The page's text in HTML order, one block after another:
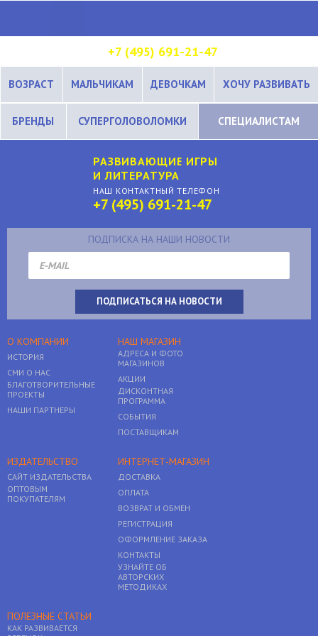
+7 (495) 691-21-47
ВОЗРАСТ МАЛЬЧИКАМ ДЕВОЧКАМ ХОЧУ РАЗВИВАТЬ
БРЕНДЫ СУПЕРГОЛОВОЛОМКИ СПЕЦИАЛИСТАМ
РАЗВИВАЮЩИЕ ИГРЫ
И ЛИТЕРАТУРА
НАШ КОНТАКТНЫЙ ТЕЛЕФОН
+7 (495) 691-21-47
ПОДПИСКА НА НАШИ НОВОСТИ
О КОМПАНИИ
ИСТОРИЯ
СМИ О НАС
БЛАГОТВОРИТЕЛЬНЫЕ
ПРОЕКТЫ
НАШИ ПАРТНЕРЫ
НАШ МАГАЗИН
АДРЕСА И ФОТО
МАГАЗИНОВ
АКЦИИ
ДИСКОНТНАЯ
ПРОГРАММА
СОБЫТИЯ
ПОСТАВЩИКАМ
ИЗДАТЕЛЬСТВО
САЙТ ИЗДАТЕЛЬСТВА
ОПТОВЫМ
ПОКУПАТЕЛЯМ
ИНТЕРНЕТ-МАГАЗИН
ДОСТАВКА
ОПЛАТА
ВОЗВРАТ И ОБМЕН
РЕГИСТРАЦИЯ
ОФОРМЛЕНИЕ ЗАКАЗА
КОНТАКТЫ
УЗНАЙТЕ ОБ
АВТОРСКИХ
МЕТОДИКАХ
ПОЛЕЗНЫЕ СТАТЬИ
КАК РАЗВИВАЕТСЯ